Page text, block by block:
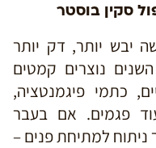
סקין בוסטר
יבש יותר, דק יותר
נוצרים קמטים
כתמי פיגמנטציה,
פגמים. אם בעבר
למתיחת פנים –